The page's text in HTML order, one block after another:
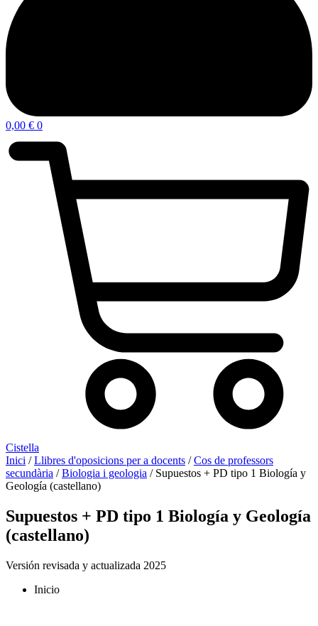
0,00 € 0
Cistella
Inici /Llibres d'oposicions per a docents /Cos de professors
secundària /Biologia i geologia / Supuestos + PD tipo 1 Biología y
Geología (castellano)
Supuestos + PD tipo 1 Biología y Geología
(castellano)
Versión revisada y actualizada 2025
Inicio